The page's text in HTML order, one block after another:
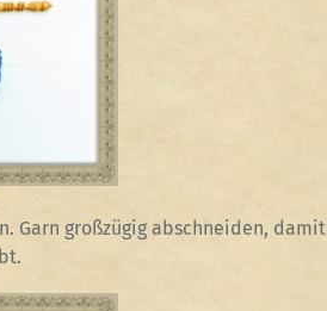
Garn großzügig abschneiden, damit